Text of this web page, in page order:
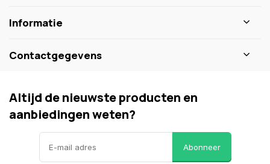
Informatie
Contactgegevens
Altijd de nieuwste producten en
aanbiedingen weten?
Abonneer